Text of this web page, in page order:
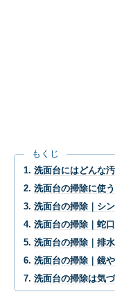
もくじ
洗面台にはどんな
洗面台の掃除に使
洗面台の掃除｜シ
洗面台の掃除｜蛇
洗面台の掃除｜排
洗面台の掃除｜鏡
洗面台の掃除は気